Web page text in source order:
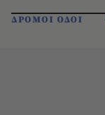
ΔΡΟΜΟΙ ΟΔΟΙ